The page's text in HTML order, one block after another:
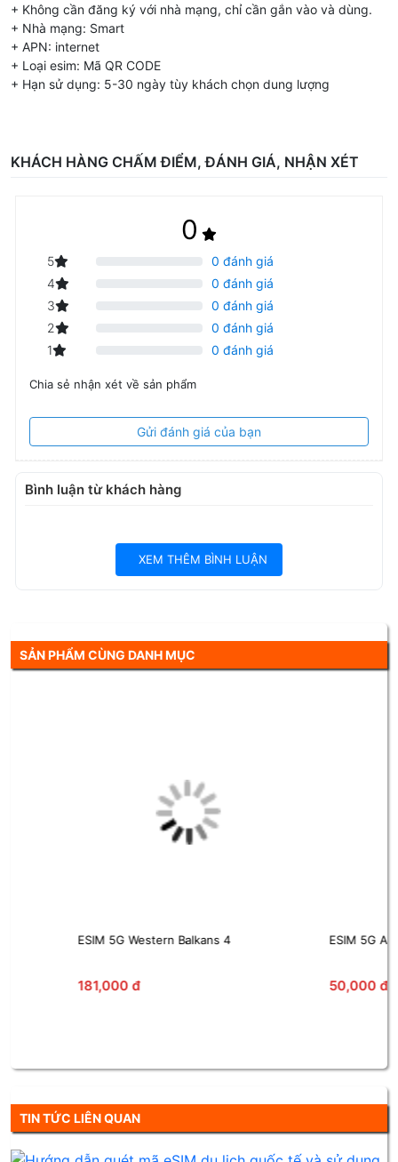
+ Không cần đăng ký với nhà mạng, chỉ cần gắn vào và dùng.
+ Nhà mạng: Smart
+ APN: internet
+ Loại esim: Mã QR CODE
+ Hạn sử dụng: 5-30 ngày tùy khách chọn dung lượng
KHÁCH HÀNG CHẤM ĐIỂM, ĐÁNH GIÁ, NHẬN XÉT
0
5
0 đánh giá
4
0 đánh giá
3
0 đánh giá
2
0 đánh giá
1
0 đánh giá
Chia sẻ nhận xét về sản phẩm
Gửi đánh giá của bạn
Bình luận từ khách hàng
XEM THÊM BÌNH LUẬN
SẢN PHẨM CÙNG DANH MỤC
ESIM 5G Asian Multiple Regions
TIN TỨC LIÊN QUAN